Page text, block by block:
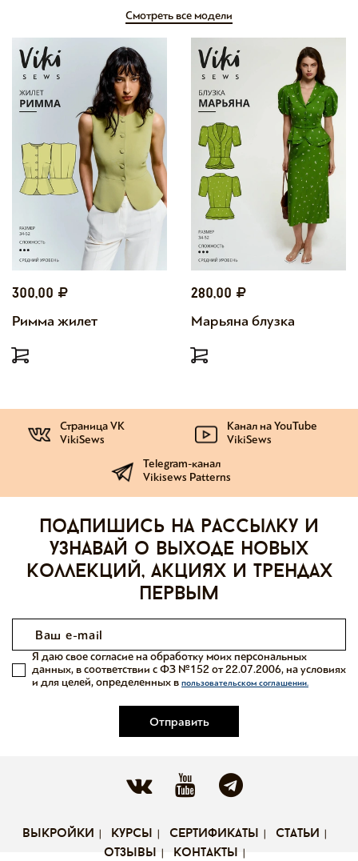
Смотреть все модели
300,00
Римма жилет
280,00
Марьяна блузка
Страница VK
VikiSews
Канал на YouTube
VikiSews
Telegram-канал
Vikisews Patterns
Подпишись на рассылку и
узнавай о выходе новых
коллекций, акциях и трендах
первым
Отправить
Я даю свое согласие на обработку моих персональных
данных, в соответствии с ФЗ №152 от 22.07.2006, на условиях
и для целей, определенных в пользовательском соглашении.
выкройки курсы сертификаты
статьи
отзывы
контакты